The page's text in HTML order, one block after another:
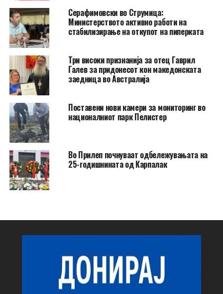
Серафимовски во Струмица:
Министерството активно работи на
стабилизирање на откупот на пиперката
Три високи признанија за отец Гаврил
Галев за придонесот кон македонската
заедница во Австралија
Поставени нови камери за мониторинг во
националниот парк Пелистер
Во Прилеп почнуваат одбележувањата на
25-годишнината од Карпалак